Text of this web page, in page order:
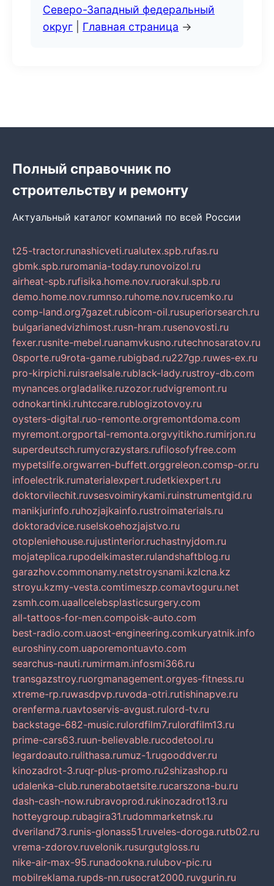
Северо-Западный федеральный
округ
Главная страница →
Полный справочник по
строительству и ремонту
Актуальный каталог компаний по всей России
t25-tractor.runashicveti.rualutex.spb.rufas.ru
gbmk.spb.ruromania-today.runovoizol.ru
airheat-spb.rufisika.home.nov.ruorakul.spb.ru
demo.home.nov.rumnso.ruhome.nov.rucemko.ru
comp-land.org7gazet.rubicom-oil.rusuperiorsearch.ru
bulgarianedvizhimost.rusn-hram.rusenovosti.ru
fexer.rusnite-mebel.ruanamvkusno.rutechnosaratov.ru
0sporte.ru9rota-game.rubigbad.ru227gp.ruwes-ex.ru
pro-kirpichi.ruisraelsale.rublack-lady.rustroy-db.com
mynances.orgladalike.ruzozor.rudvigremont.ru
odnokartinki.ruhtccare.rublogizotovoy.ru
oysters-digital.ruo-remonte.orgremontdoma.com
myremont.orgportal-remonta.orgvyitikho.rumirjon.ru
superdeutsch.rumycrazystars.rufilosofyfree.com
mypetslife.orgwarren-buffett.orggreleon.comsp-or.ru
infoelectrik.rumaterialexpert.rudetkiexpert.ru
doktorvilechit.ruvsesvoimirykami.ruinstrumentgid.ru
manikjurinfo.ruhozjajkainfo.rustroimaterials.ru
doktoradvice.ruselskoehozjajstvo.ru
otopleniehouse.rujustinterior.ruchastnyjdom.ru
mojateplica.rupodelkimaster.rulandshaftblog.ru
garazhov.commonamy.netstroysnami.kzlcna.kz
stroyu.kzmy-vesta.comtimeszp.comavtoguru.net
zsmh.com.uaallcelebsplasticsurgery.com
all-tattoos-for-men.compoisk-auto.com
best-radio.com.uaost-engineering.comkuryatnik.info
euroshiny.com.uaporemontuavto.com
searchus-nauti.rumirmam.infosmi366.ru
transgazstroy.ruorgmanagement.orgyes-fitness.ru
xtreme-rp.ruwasdpvp.ruvoda-otri.rutishinapve.ru
orenferma.ruavtoservis-avgust.rulord-tv.ru
backstage-682-music.rulordfilm7.rulordfilm13.ru
prime-cars63.ruun-believable.rucodetool.ru
legardoauto.rulithasa.rumuz-1.rugooddver.ru
kinozadrot-3.ruqr-plus-promo.ru2shizashop.ru
udalenka-club.runerabotaetsite.rucarszona-bu.ru
dash-cash-now.rubravoprod.rukinozadrot13.ru
hotteygroup.rubagira31.rudommarketnsk.ru
dveriland73.runis-glonass51.ruveles-doroga.rutb02.ru
vrema-zdorov.ruvelonik.rusurgutgloss.ru
nike-air-max-95.runadookna.rulubov-pic.ru
mobilreklama.rupds-nn.rusocrat2000.ruvgurin.ru